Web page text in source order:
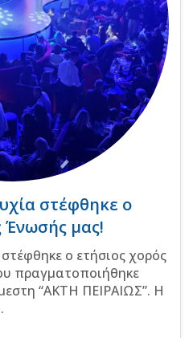
στέφθηκε ο
Ένωσής μας!
ο ετήσιος χορός
πραγματοποιήθηκε
“ΑΚΤΗ ΠΕΙΡΑΙΩΣ”. Η